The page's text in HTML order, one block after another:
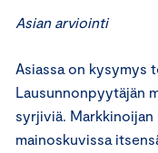
Asian arviointi
Asiassa on kysymys
Lausunnonpyytäjän
syrjiviä.
mainoskuvissa